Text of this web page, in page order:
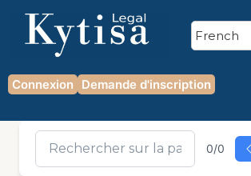
Connexion Demande d'inscription
0/0